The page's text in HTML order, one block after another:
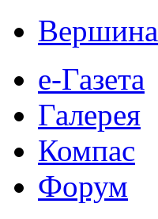
Вершина
е-Газета
Галерея
Компас
Форум